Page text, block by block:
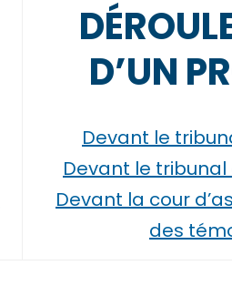
D’UN
Devant le
Devant le
Devant la cour
des